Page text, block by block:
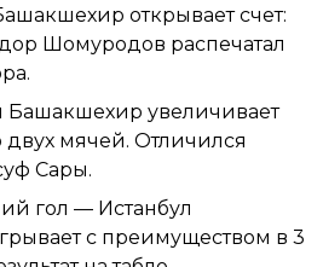
открывает счет:
Шомуродов распечатал
Башакшехир увеличивает
мячей. Отличился
Сары.
гол — Истанбул
с преимуществом в 3